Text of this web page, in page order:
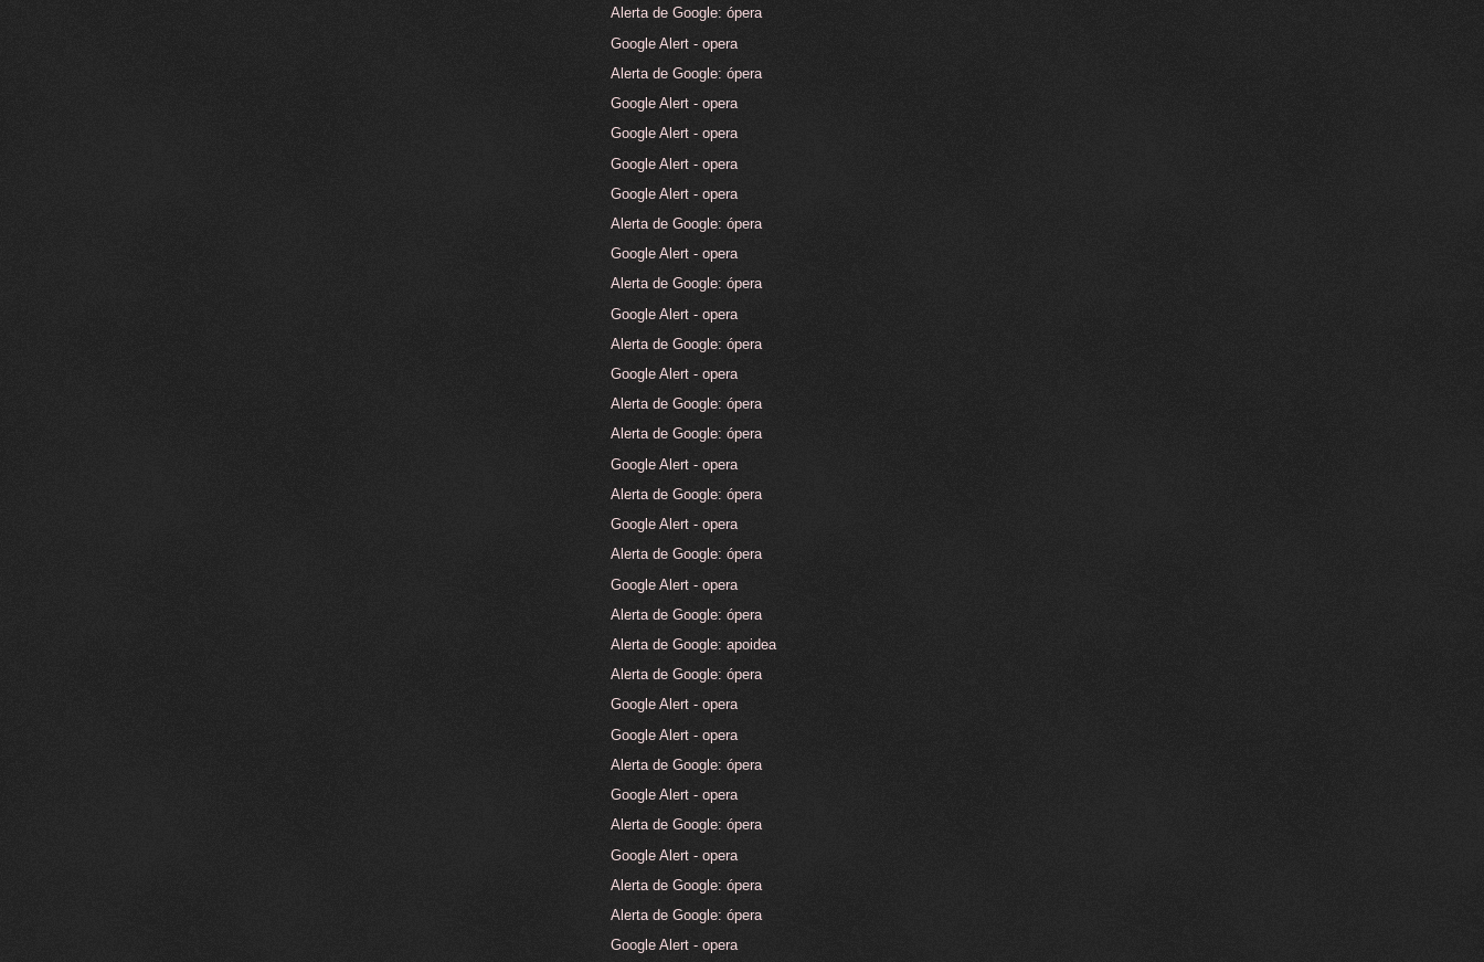
Alerta de Google: ópera
Google Alert - opera
Alerta de Google: ópera
Google Alert - opera
Google Alert - opera
Google Alert - opera
Google Alert - opera
Alerta de Google: ópera
Google Alert - opera
Alerta de Google: ópera
Google Alert - opera
Alerta de Google: ópera
Google Alert - opera
Alerta de Google: ópera
Alerta de Google: ópera
Google Alert - opera
Alerta de Google: ópera
Google Alert - opera
Alerta de Google: ópera
Google Alert - opera
Alerta de Google: ópera
Alerta de Google: apoidea
Alerta de Google: ópera
Google Alert - opera
Google Alert - opera
Alerta de Google: ópera
Google Alert - opera
Alerta de Google: ópera
Google Alert - opera
Alerta de Google: ópera
Alerta de Google: ópera
Google Alert - opera